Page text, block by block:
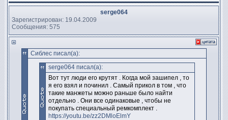
serge064
Зарегистрирован: 19.04.2009
Сообщения: 575
Сиблес писал(а):
serge064 писал(а):
Вот тут люди его крутят . Когда мой зашипел , то
я его взял и починил . Самый прикол в том , что
такие манжеты можно раньше было найти
отдельно . Они все одинаковые , чтобы не
покупать специальный ремкомплект .
https://youtu.be/zz2DMloElmY